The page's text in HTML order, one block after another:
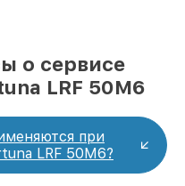
о сервисе
LRF 50M6
при
LRF 50M6?